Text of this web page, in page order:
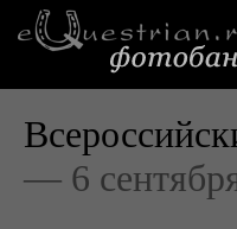
— 6